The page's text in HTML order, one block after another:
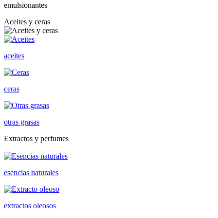
emulsionantes
Aceites y ceras
aceites
ceras
otras grasas
Extractos y perfumes
esencias naturales
extractos oleosos